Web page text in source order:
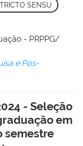
SENSU
- PRPPG/
e Pós-
- Seleção
em
semestre